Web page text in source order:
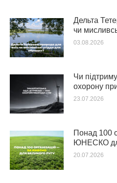
Дельта
чи
03.08.2026
Чи
охорону
23.07.2026
Понад 100
ЮНЕСКО
20.07.2026